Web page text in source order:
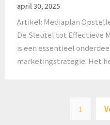
april 30, 2025
Artikel: Mediaplan
De Sleutel tot Effectieve
is een essentieel
marketingstrategie. Het
1